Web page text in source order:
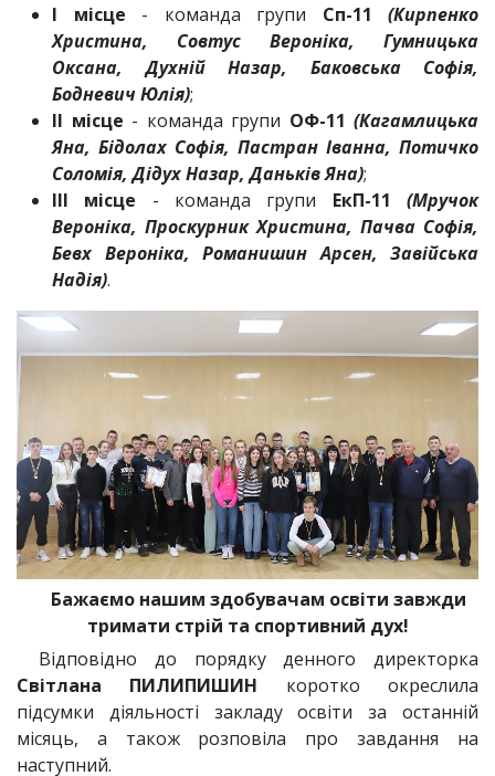
І місце - команда групи Сп-11 (Кирпенко
Христина, Совтус Вероніка, Гумницька
Оксана, Духній Назар, Баковська Софія,
Бодневич Юлія);
ІІ місце - команда групи ОФ-11 (Кагамлицька
Яна, Бідолах Софія, Пастран Іванна, Потичко
Соломія, Дідух Назар, Даньків Яна);
ІІІ місце - команда групи ЕкП-11 (Мручок
Вероніка, Проскурник Христина, Пачва Софія,
Бевх Вероніка, Романишин Арсен, Завійська
Надія).
Бажаємо нашим здобувачам освіти завжди
тримати стрій та спортивний дух!
Відповідно до порядку денного директорка
Світлана ПИЛИПИШИН коротко окреслила
підсумки діяльності закладу освіти за останній
місяць, а також розповіла про завдання на
наступний.